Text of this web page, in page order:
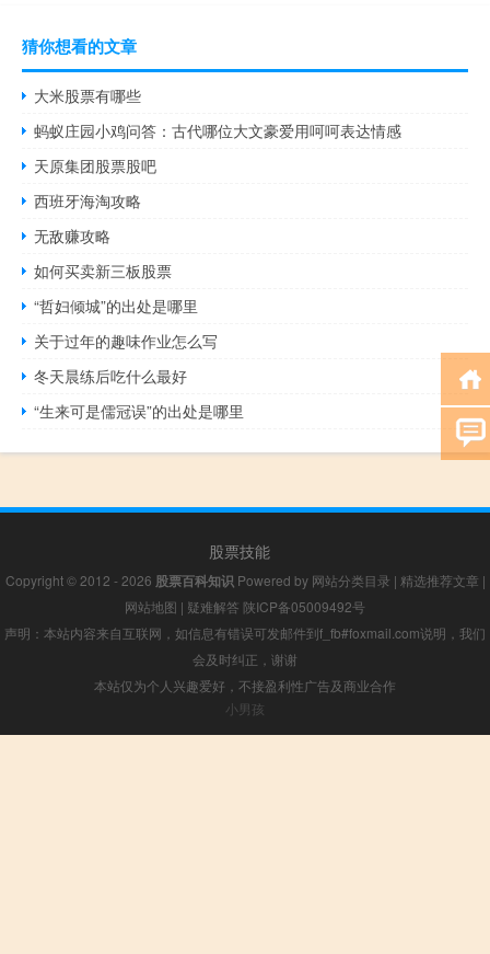
猜你想看的文章
大米股票有哪些
蚂蚁庄园小鸡问答：古代哪位大文豪爱用呵呵表达情感
天原集团股票股吧
西班牙海淘攻略
无敌赚攻略
如何买卖新三板股票
“哲妇倾城”的出处是哪里
关于过年的趣味作业怎么写
冬天晨练后吃什么最好
“生来可是儒冠误”的出处是哪里
股票技能
Copyright © 2012 - 2026 股票百科知识 Powered by 网站分类目录 | 精选推荐文章 |
网站地图 | 疑难解答 陕ICP备05009492号
声明：本站内容来自互联网，如信息有错误可发邮件到f_fb#foxmail.com说明，我们
会及时纠正，谢谢
本站仅为个人兴趣爱好，不接盈利性广告及商业合作
小男孩